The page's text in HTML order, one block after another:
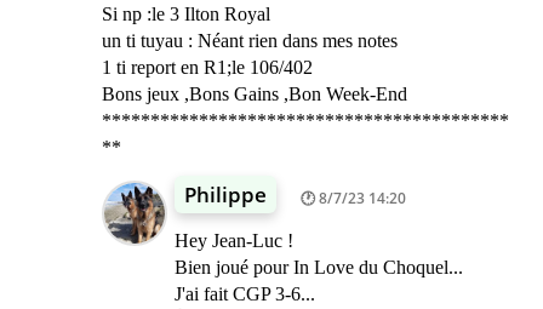
Si np :le 3 Ilton Royal
un ti tuyau : Néant rien dans mes notes
1 ti report en R1;le 106/402
Bons jeux ,Bons Gains ,Bon Week-End
******************************************
**
Philippe 8/7/23 14:20
Hey Jean-Luc !
Bien joué pour In Love du Choquel...
J'ai fait CGP 3-6...